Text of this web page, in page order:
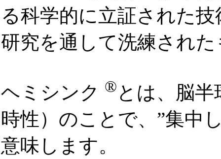
る科学的に立証された
研究を通して洗練され
ヘミシンク ®とは、脳
時性）のことで、”集中
意味します。